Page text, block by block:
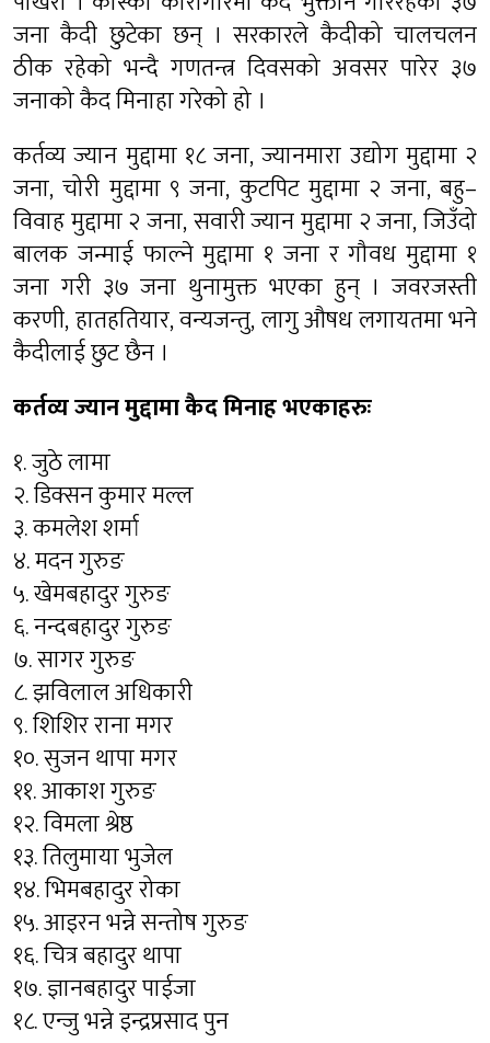
जना कैदी छुटेका छन् । सरकारले कैदीको चालचलन
ठीक रहेको भन्दै गणतन्त्र दिवसको अवसर पारेर ३७
जनाको कैद मिनाहा गरेको हो ।
कर्तव्य ज्यान मुद्दामा १८ जना, ज्यानमारा उद्योग मुद्दामा २
जना, चोरी मुद्दामा ९ जना, कुटपिट मुद्दामा २ जना, बहु–
विवाह मुद्दामा २ जना, सवारी ज्यान मुद्दामा २ जना, जिउँदो
बालक जन्माई फाल्ने मुद्दामा १ जना र गौवध मुद्दामा १
जना गरी ३७ जना थुनामुक्त भएका हुन् । जवरजस्ती
करणी, हातहतियार, वन्यजन्तु, लागु औषध लगायतमा भने
कैदीलाई छुट छैन ।
कर्तव्य ज्यान मुद्दामा कैद मिनाह भएकाहरुः
१. जुठे लामा
२. डिक्सन कुमार मल्ल
३. कमलेश शर्मा
४. मदन गुरुङ
५. खेमबहादुर गुरुङ
६. नन्दबहादुर गुरुङ
७. सागर गुरुङ
८. झविलाल अधिकारी
९. शिशिर राना मगर
१०. सुजन थापा मगर
११. आकाश गुरुङ
१२. विमला श्रेष्ठ
१३. तिलुमाया भुजेल
१४. भिमबहादुर रोका
१५. आइरन भन्ने सन्तोष गुरुङ
१६. चित्र बहादुर थापा
१७. ज्ञानबहादुर पाईजा
१८. एन्जु भन्ने इन्द्रप्रसाद पुन